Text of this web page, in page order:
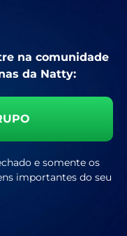
na comunidade
da Natty:
e somente os
importantes do seu